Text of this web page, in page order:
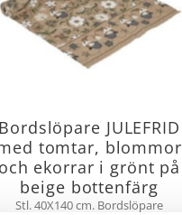
Bordslöpare JULEFRID
tomtar, blommor
och ekorrar i grönt på
beige bottenfärg
Stl. 40X140 cm. Bordslöpare